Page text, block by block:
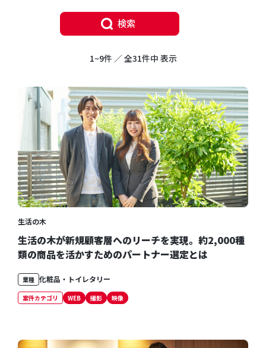
検索
1~9件 ／ 全31件中 表示
生活の木が新規顧客層へのリーチを実現。約2,000種
類の商品を活かすためのパートナー選定とは
生活の木
業種 化粧品・トイレタリー
案件カテゴリ WEB 撮影 映像